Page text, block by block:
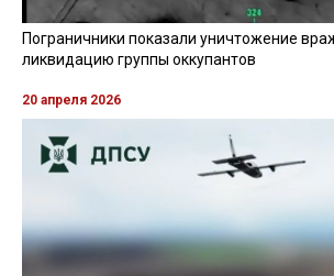
Пограничники показали уничтожение
ликвидацию группы оккупантов
20 апреля 2026